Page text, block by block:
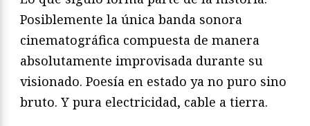
Posiblemente la única banda sonora
cinematográfica compuesta de manera
absolutamente improvisada durante su
visionado. Poesía en estado ya no puro sino
bruto. Y pura electricidad, cable a tierra.